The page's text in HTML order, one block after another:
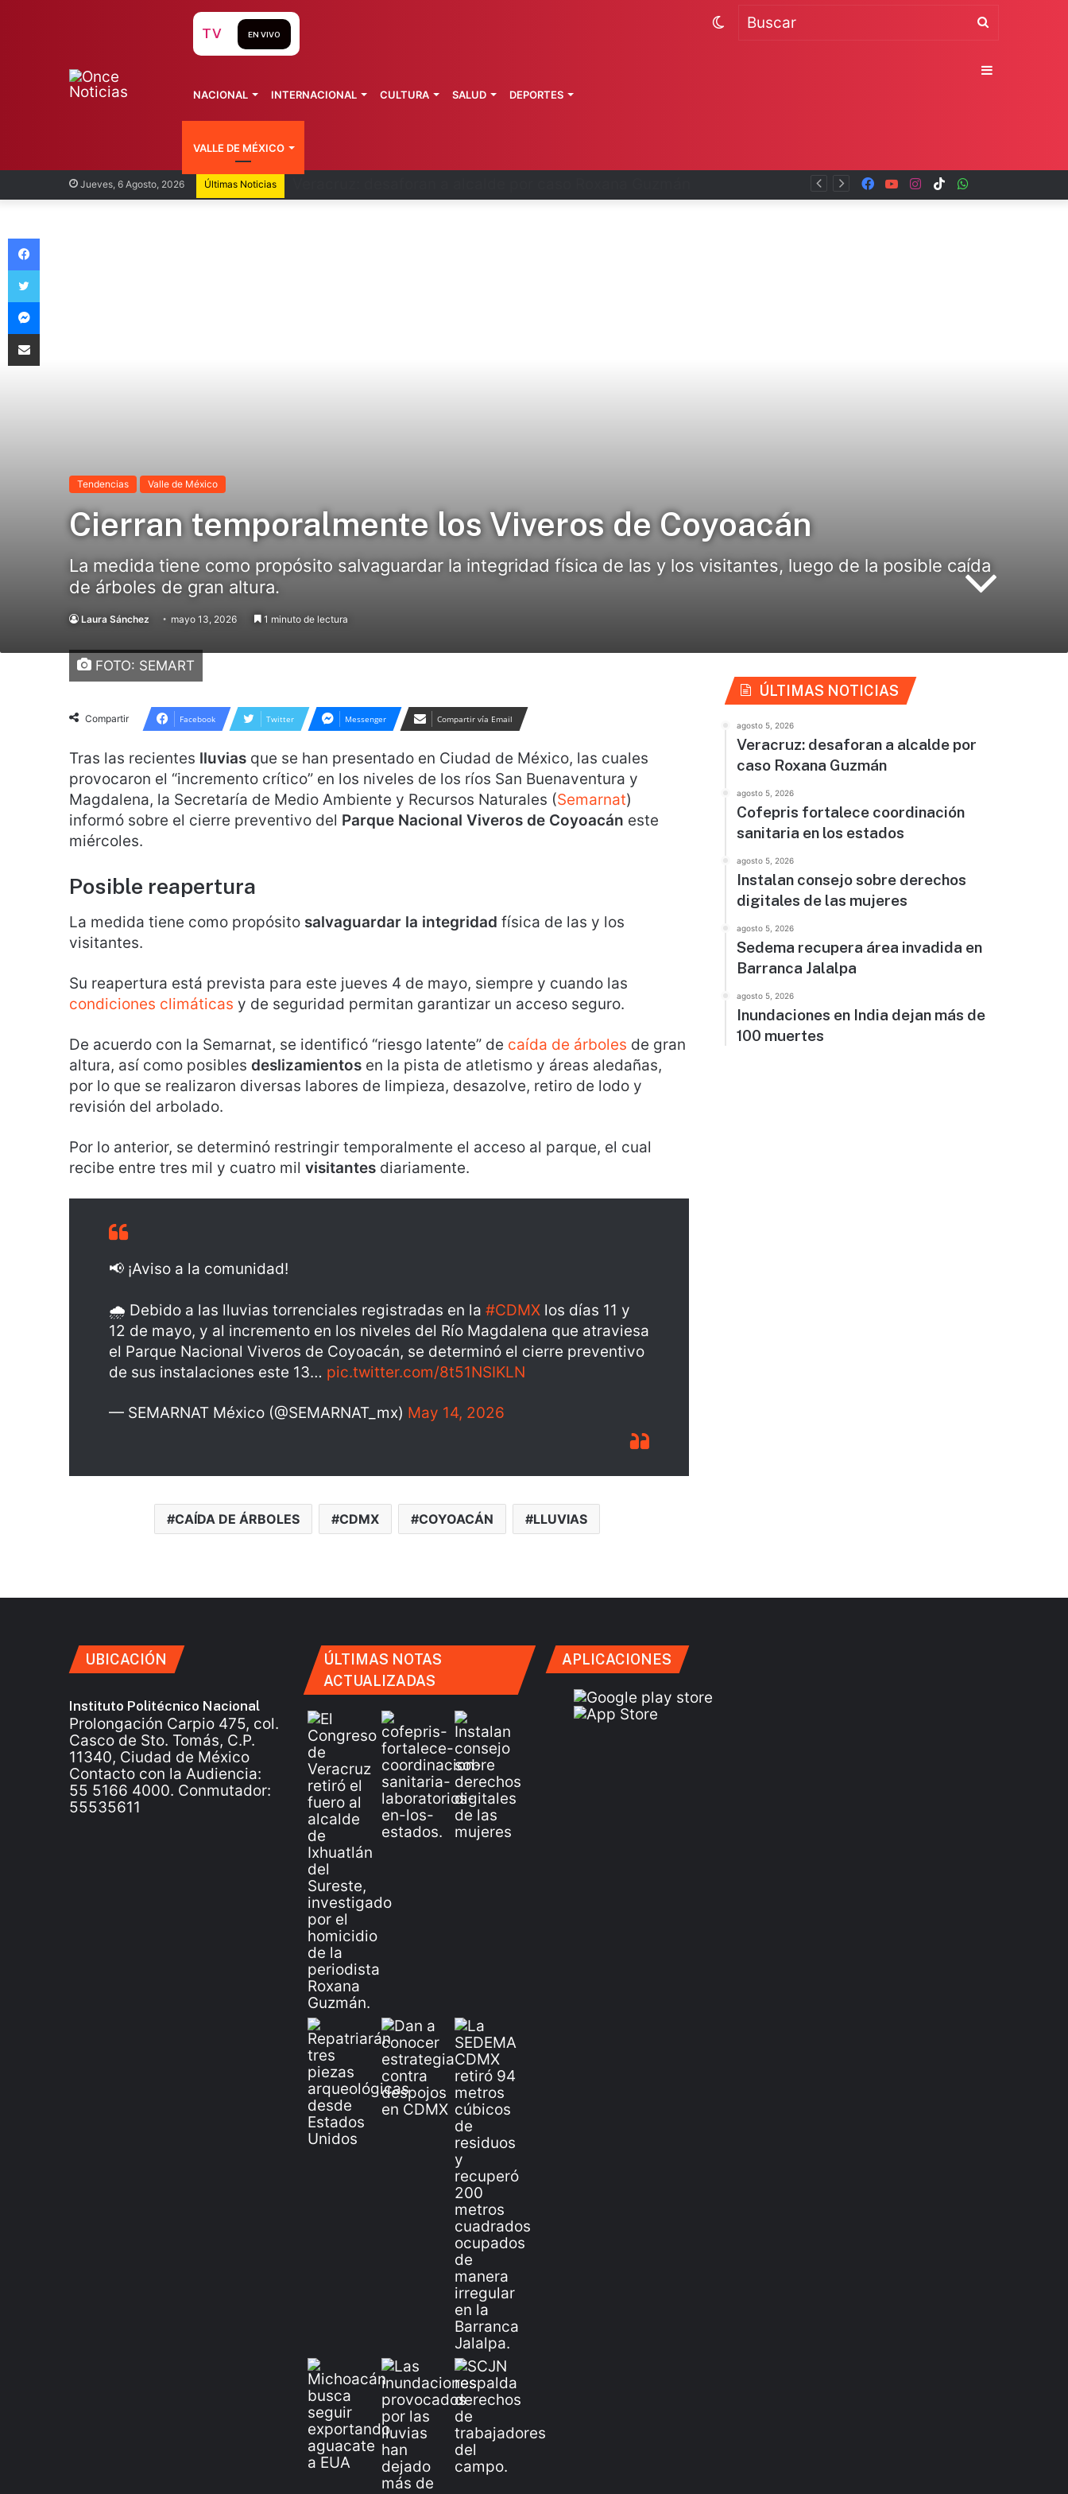
Jueves, 6 Agosto, 2026 Últimas Noticias TikTok
Instagram
YouTube
Facebook
TV EN VIVO
NACIONAL INTERNACIONAL CULTURA SALUD DEPORTES
VALLE DE MÉXICO
Buscar
Switch
Sidebar
Tendencias Valle de México
Cierran temporalmente los Viveros de Coyoacán
La medida tiene como propósito salvaguardar la integridad física de las y los visitantes, luego de la posible caída
de árboles de gran altura.
Laura Sánchez mayo 13, 2026 1 minuto de lectura
FOTO: SEMART
Compartir Facebook Twitter Messenger Compartir vía Email
Tras las recientes lluvias que se han presentado en Ciudad de México, las cuales
provocaron el “incremento crítico” en los niveles de los ríos San Buenaventura y
Magdalena, la Secretaría de Medio Ambiente y Recursos Naturales (Semarnat)
informó sobre el cierre preventivo del Parque Nacional Viveros de Coyoacán este
miércoles.
Posible reapertura
La medida tiene como propósito salvaguardar la integridad física de las y los
visitantes.
Su reapertura está prevista para este jueves 4 de mayo, siempre y cuando las
condiciones climáticas y de seguridad permitan garantizar un acceso seguro.
De acuerdo con la Semarnat, se identificó “riesgo latente” de caída de árboles de gran
altura, así como posibles deslizamientos en la pista de atletismo y áreas aledañas,
por lo que se realizaron diversas labores de limpieza, desazolve, retiro de lodo y
revisión del arbolado.
Por lo anterior, se determinó restringir temporalmente el acceso al parque, el cual
recibe entre tres mil y cuatro mil visitantes diariamente.
📢 ¡Aviso a la comunidad!
🌧️ Debido a las lluvias torrenciales registradas en la #CDMX los días 11 y
12 de mayo, y al incremento en los niveles del Río Magdalena que atraviesa
el Parque Nacional Viveros de Coyoacán, se determinó el cierre preventivo
de sus instalaciones este 13… pic.twitter.com/8t51NSIKLN
— SEMARNAT México (@SEMARNAT_mx) May 14, 2026
CAÍDA DE ÁRBOLES CDMX COYOACÁN LLUVIAS
ÚLTIMAS NOTICIAS
agosto 5, 2026
Veracruz: desaforan a alcalde por
caso Roxana Guzmán
agosto 5, 2026
Cofepris fortalece coordinación
sanitaria en los estados
agosto 5, 2026
Instalan consejo sobre derechos
digitales de las mujeres
agosto 5, 2026
Sedema recupera área invadida en
Barranca Jalalpa
agosto 5, 2026
Inundaciones en India dejan más de
100 muertes
UBICACIÓN
Instituto Politécnico Nacional
Prolongación Carpio 475, col.
Casco de Sto. Tomás, C.P.
11340, Ciudad de México
Contacto con la Audiencia:
55 5166 4000. Conmutador:
55535611
ÚLTIMAS NOTAS
ACTUALIZADAS
APLICACIONES
Facebook
Twitter
Messenger
Compartir vía Email